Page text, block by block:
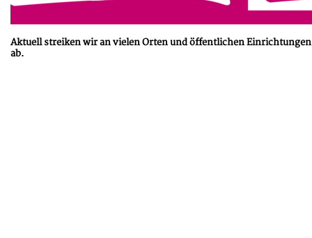
Aktuell streiken wir an vielen Orten und öffentlichen
ab.